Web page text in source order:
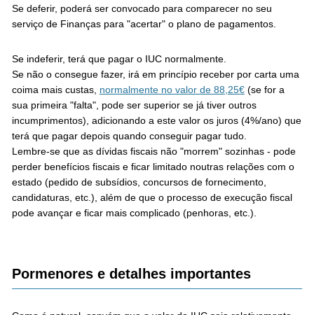
Se deferir, poderá ser convocado para comparecer no seu
serviço de Finanças para "acertar" o plano de pagamentos.
Se indeferir, terá que pagar o IUC normalmente.
Se não o consegue fazer, irá em princípio receber por carta uma
coima mais custas, normalmente no valor de 88,25€(se for a
sua primeira "falta", pode ser superior se já tiver outros
incumprimentos), adicionando a este valor os juros (4%/ano) que
terá que pagar depois quando conseguir pagar tudo.
Lembre-se que as dívidas fiscais não "morrem" sozinhas - pode
perder benefícios fiscais e ficar limitado noutras relações com o
estado (pedido de subsídios, concursos de fornecimento,
candidaturas, etc.), além de que o processo de execução fiscal
pode avançar e ficar mais complicado (penhoras, etc.).
Pormenores e detalhes importantes